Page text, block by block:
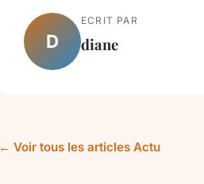
D
ECRIT PAR
diane
← Voir tous les articles Actu